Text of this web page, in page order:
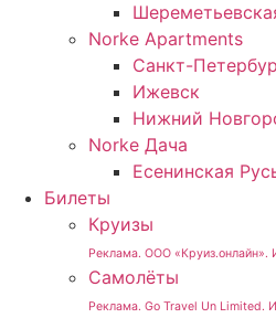
Norke Apartments
Санкт-
Ижевск
Нижний
Norke Дача
Есенинская
Билеты
Круизы
Реклама. ООО «Круиз.онлайн».
Самолёты
Реклама. Go Travel Un Limited.